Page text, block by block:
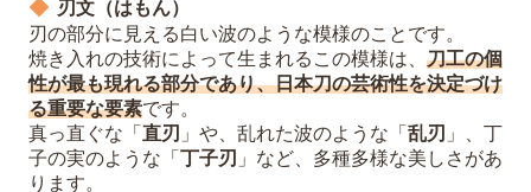
刃文（はもん）
刃の部分に見える白い波のような模様のことです。
焼き入れの技術によって生まれるこの模様は、 刀工の個
性が最も現れる部分であり、日本刀の芸術性を決定づけ
る重要な要素です。
真っ直ぐな「 直刃 」や、乱れた波のような「 乱刃 」、丁
子の実のような「 丁子刃 」など、多種多様な美しさがあ
ります。